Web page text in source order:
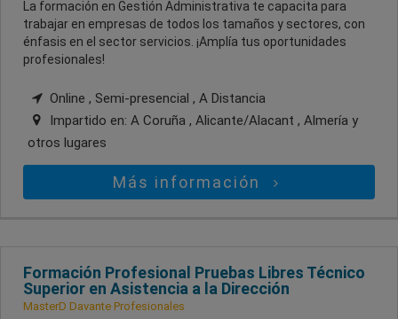
La formación en Gestión Administrativa te capacita para
trabajar en empresas de todos los tamaños y sectores, con
énfasis en el sector servicios. ¡Amplía tus oportunidades
profesionales!
Online , Semi-presencial , A Distancia
Impartido en: A Coruña , Alicante/Alacant , Almería y
otros lugares
Más información
Formación Profesional Pruebas Libres Técnico
Superior en Asistencia a la Dirección
MasterD Davante Profesionales